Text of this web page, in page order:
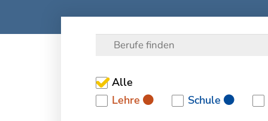
Alle
Lehre
Schule